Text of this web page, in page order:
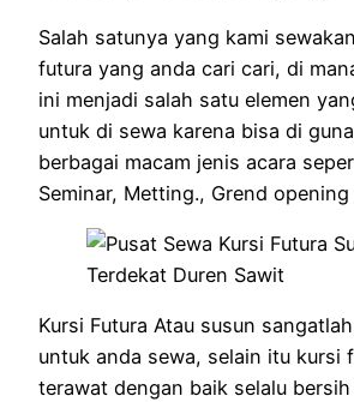
Salah satunya yang kami
futura yang anda cari cari, di
ini menjadi salah satu elemen
untuk di sewa karena bisa di
berbagai macam jenis acara
Seminar, Metting., Grend
Kursi Futura Atau susun
untuk anda sewa, selain itu kursi
terawat dengan baik selalu